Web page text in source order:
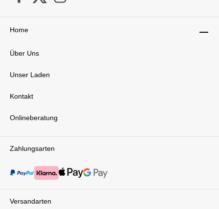
Zahlungsarten
Versandarten
Home
Über Uns
Unser Laden
Kontakt
Onlineberatung